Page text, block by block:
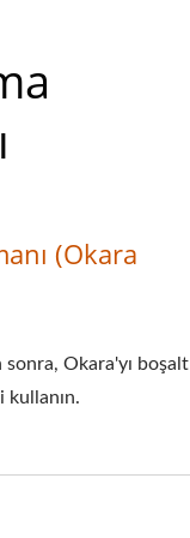
(Okara
Okara'yı
kullanın.